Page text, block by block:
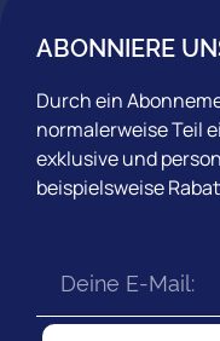
ABONNIERE
Durch ein
normalerweise Teil
exklusive und
beispielsweise